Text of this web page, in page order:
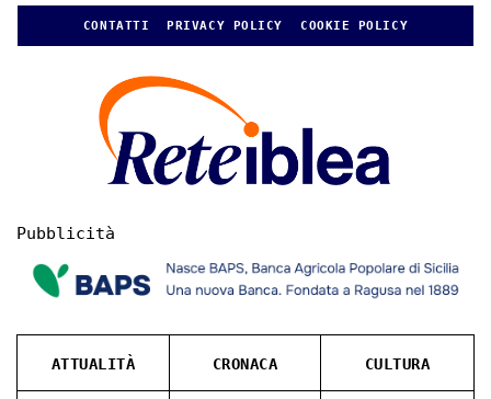
CONTATTI PRIVACY POLICY COOKIE POLICY
Pubblicità
ATTUALITÀ CRONACA CULTURA